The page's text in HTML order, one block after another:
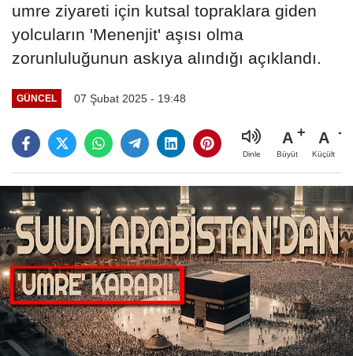
umre ziyareti için kutsal topraklara giden
yolcuların 'Menenjit' aşısı olma
zorunluluğunun askıya alındığı açıklandı.
GÜNCEL 07 Şubat 2025 - 19:48
Dinle
A
Büyüt
A
Küçült